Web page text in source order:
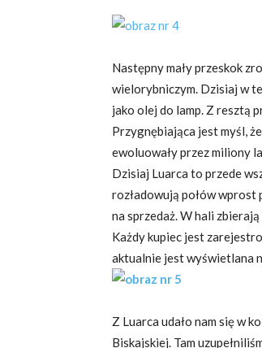
Następny mały przeskok
wielorybniczym. Dzisiaj w
jako olej do lamp. Z resztą
Przygnębiająca jest myśl,
ewoluowały przez miliony
Dzisiaj Luarca to przede
rozładowują połów wprost
na sprzedaż. W hali
Każdy kupiec jest
aktualnie jest wyświetlana
Z Luarca udało nam się w
Biskajskiej. Tam